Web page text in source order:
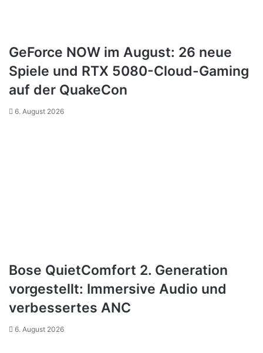
GeForce NOW im August: 26 neue
Spiele und RTX 5080-Cloud-Gaming
auf der QuakeCon
6. August 2026
Bose QuietComfort 2. Generation
vorgestellt: Immersive Audio und
verbessertes ANC
6. August 2026